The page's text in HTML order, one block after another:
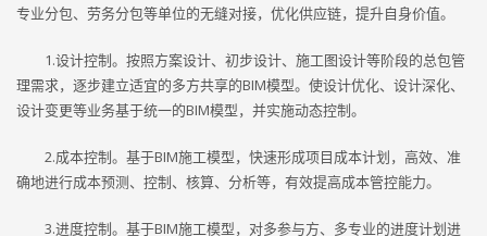
专业分包、劳务分包等单位的无缝对接，优化供应链，提升自身价值。
1.设计控制。按照方案设计、初步设计、施工图设计等阶段的总包管
理需求，逐步建立适宜的多方共享的BIM模型。使设计优化、设计深化、
设计变更等业务基于统一的BIM模型，并实施动态控制。
2.成本控制。基于BIM施工模型，快速形成项目成本计划，高效、准
确地进行成本预测、控制、核算、分析等，有效提高成本管控能力。
3.进度控制。基于BIM施工模型，对多参与方、多专业的进度计划进